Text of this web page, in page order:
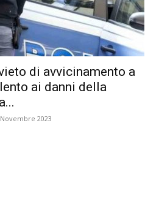
di avvicinamento a
ai danni della
2023